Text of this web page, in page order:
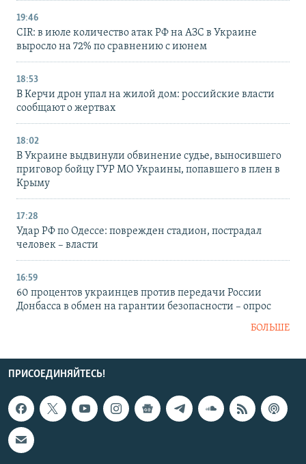
19:46
CIR: в июле количество атак РФ на АЗС в Украине
выросло на 72% по сравнению с июнем
18:53
В Керчи дрон упал на жилой дом: российские власти
сообщают о жертвах
18:02
В Украине выдвинули обвинение судье, выносившего
приговор бойцу ГУР МО Украины, попавшего в плен в
Крыму
17:28
Удар РФ по Одессе: поврежден стадион, пострадал
человек – власти
16:59
60 процентов украинцев против передачи России
Донбасса в обмен на гарантии безопасности – опрос
БОЛЬШЕ
ПРИСОЕДИНЯЙТЕСЬ!